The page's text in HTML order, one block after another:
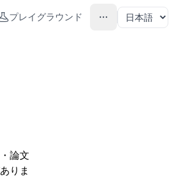
プレイグラウンド
論文
りま